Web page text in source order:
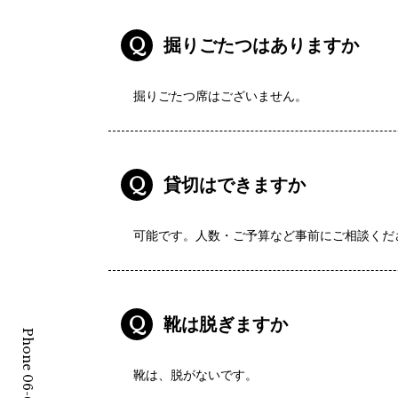
Q 掘りごたつはありますか
掘りごたつ席はございません。
Q 貸切はできますか
可能です。人数・ご予算など事前にご相談くだ
Q 靴は脱ぎますか
靴は、脱がないです。